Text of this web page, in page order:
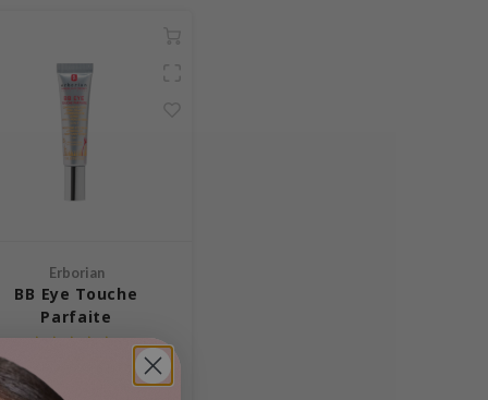
Erborian
BB Eye Touche
Parfaite
in-1-Concealer, BB-Cream
Augencreme, die die Haut